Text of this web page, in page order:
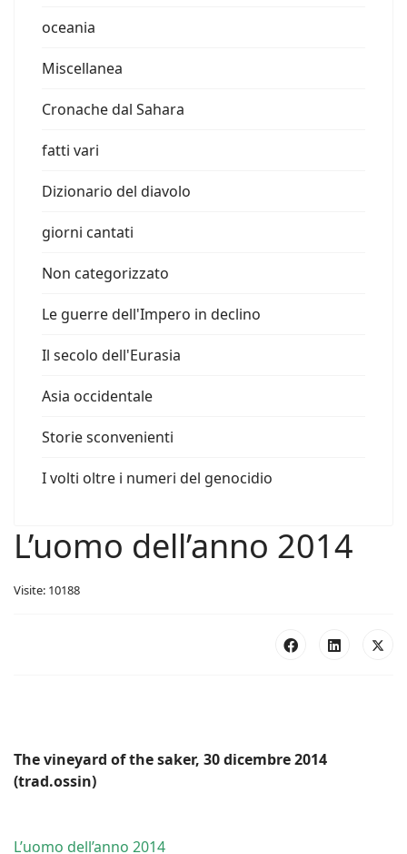
oceania
Miscellanea
Cronache dal Sahara
fatti vari
Dizionario del diavolo
giorni cantati
Non categorizzato
Le guerre dell'Impero in declino
Il secolo dell'Eurasia
Asia occidentale
Storie sconvenienti
I volti oltre i numeri del genocidio
L’uomo dell’anno 2014
Visite: 10188
The vineyard of the saker, 30 dicembre 2014
(trad.ossin)
L’uomo dell’anno 2014